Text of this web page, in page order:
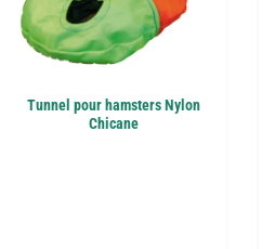
Tunnel pour hamsters Nylon
Chicane